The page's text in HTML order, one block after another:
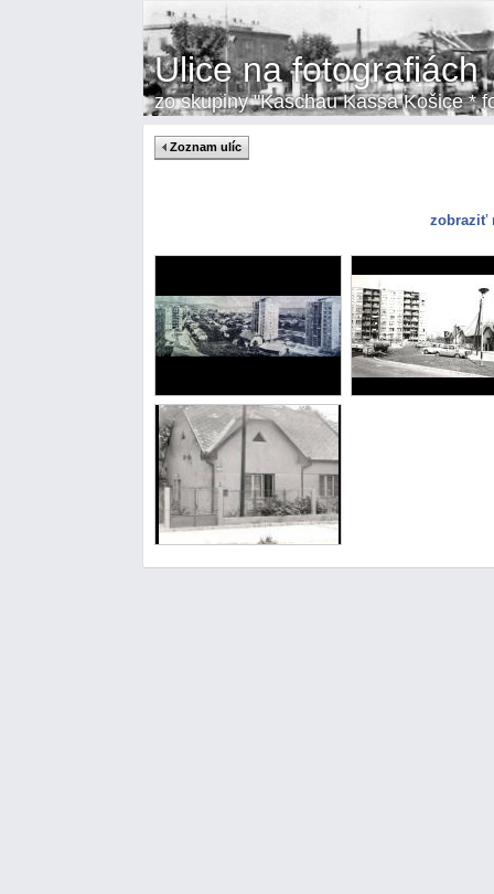
Ulice na fotografiách
zo skupiny "Kaschau Kassa Košice *
Zoznam ulíc
zobraziť